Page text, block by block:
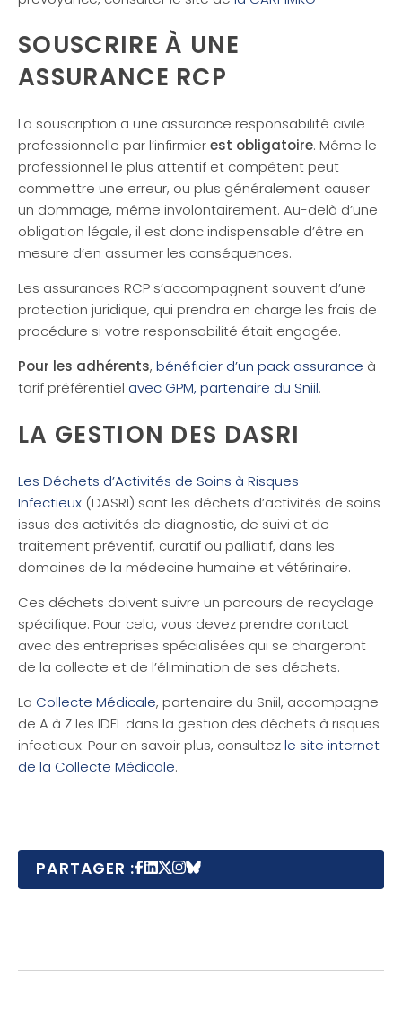
SOUSCRIRE À UNE
ASSURANCE RCP
La souscription a une assurance responsabilité civile
professionnelle par l’infirmierest obligatoire. Même le
professionnel le plus attentif et compétent peut
commettre une erreur, ou plus généralement causer
un dommage, même involontairement. Au-delà d’une
obligation légale, il est donc indispensable d’être en
mesure d’en assumer les conséquences.
Les assurances RCP s’accompagnent souvent d’une
protection juridique, qui prendra en charge les frais de
procédure si votre responsabilité était engagée.
Pour les adhérents, bénéficier d’un pack assurance à
tarif préférentiel avec GPM, partenaire du Sniil.
LA GESTION DES DASRI
Les Déchets d’Activités de Soins à Risques
Infectieux (DASRI) sont les déchets d’activités de soins
issus des activités de diagnostic, de suivi et de
traitement préventif, curatif ou palliatif, dans les
domaines de la médecine humaine et vétérinaire.
Ces déchets doivent suivre un parcours de recyclage
spécifique. Pour cela, vous devez prendre contact
avec des entreprises spécialisées qui se chargeront
de la collecte et de l’élimination de ses déchets.
La Collecte Médicale, partenaire du Sniil, accompagne
de A à Z les IDEL dans la gestion des déchets à risques
infectieux. Pour en savoir plus, consultezle site internet
de la Collecte Médicale.
PARTAGER :